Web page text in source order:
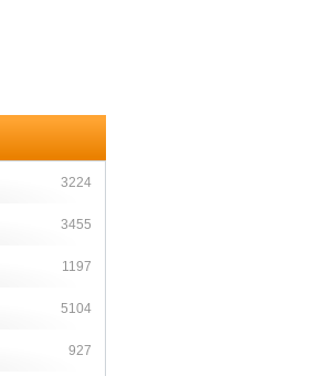
3224
3455
1197
5104
927